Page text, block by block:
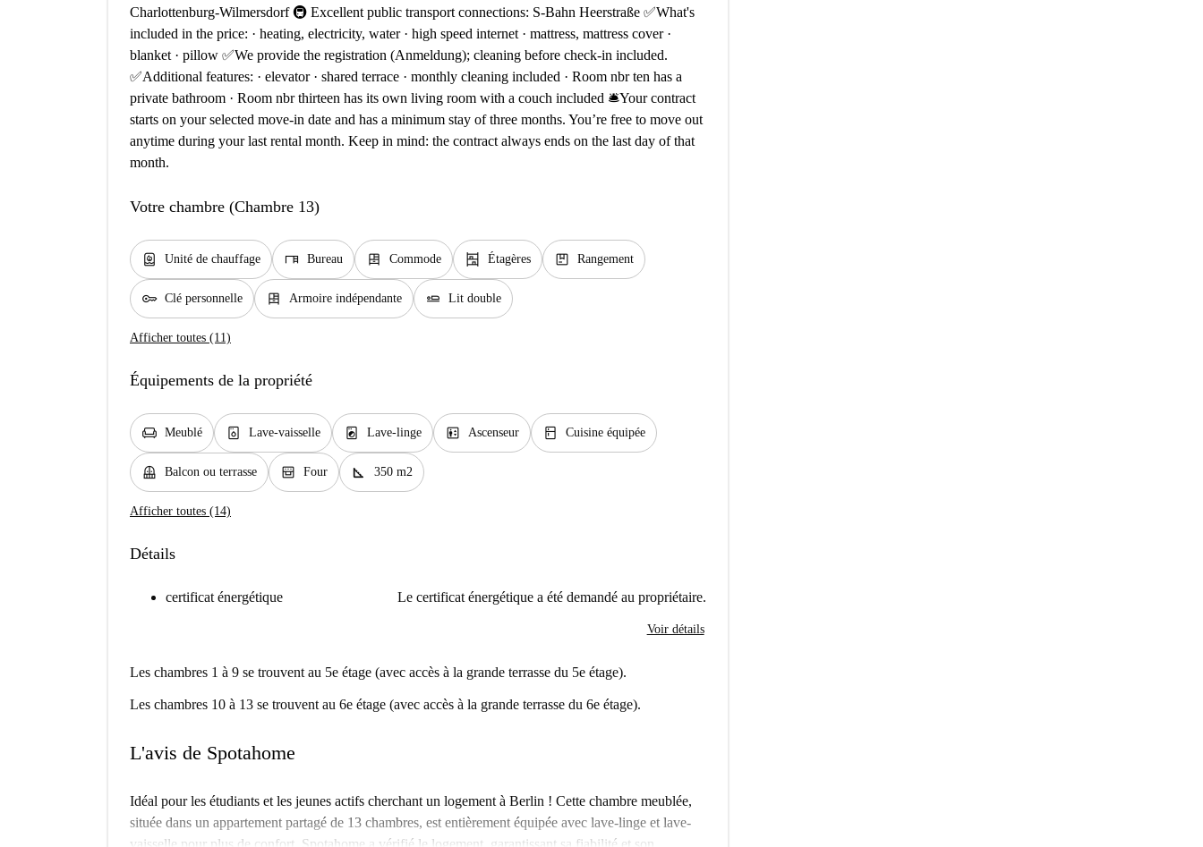
Charlottenburg-Wilmersdorf 🚇 Excellent public transport connections: S-Bahn Heerstraße ✅What's
included in the price: · heating, electricity, water · high speed internet · mattress, mattress cover ·
blanket · pillow ✅We provide the registration (Anmeldung); cleaning before check-in included.
✅Additional features: · elevator · shared terrace · monthly cleaning included · Room nbr ten has a
private bathroom · Room nbr thirteen has its own living room with a couch included 🛎️Your contract
starts on your selected move-in date and has a minimum stay of three months. You’re free to move out
anytime during your last rental month. Keep in mind: the contract always ends on the last day of that
month.
Votre chambre (Chambre 13)
water_heater Unité de chauffage desk Bureau dresser Commode shelves Étagères package Rangement
key Clé personnelle dresser Armoire indépendante airline_seat_flat Lit double
Afficher toutes (11)
Équipements de la propriété
chair Meublé dishwasher_gen Lave-vaisselle local_laundry_service Lave-linge elevator Ascenseur kitchen Cuisine équipée
balcony Balcon ou terrasse oven_gen Four square_foot 350 m2
Afficher toutes (14)
Détails
certificat énergétique Le certificat énergétique a été demandé au propriétaire.
Voir détails
Les chambres 1 à 9 se trouvent au 5e étage (avec accès à la grande terrasse du 5e étage).
Les chambres 10 à 13 se trouvent au 6e étage (avec accès à la grande terrasse du 6e étage).
L'avis de Spotahome
Idéal pour les étudiants et les jeunes actifs cherchant un logement à Berlin ! Cette chambre meublée,
située dans un appartement partagé de 13 chambres, est entièrement équipée avec lave-linge et lave-
vaisselle pour plus de confort. Spotahome a vérifié le logement, garantissant sa fiabilité et son